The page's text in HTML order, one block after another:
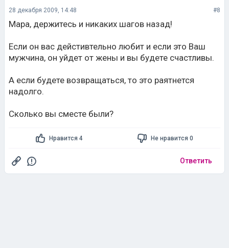
28 декабря 2009, 14:48 #8
Мара, держитесь и никаких шагов назад!
Если он вас дейстивтельно любит и если это Ваш
мужчина, он уйдет от жены и вы будете счастливы.
А если будете возвращаться, то это раятнется
надолго.
Сколько вы сместе были?
Нравится 4 Не нравится 0
Ответить